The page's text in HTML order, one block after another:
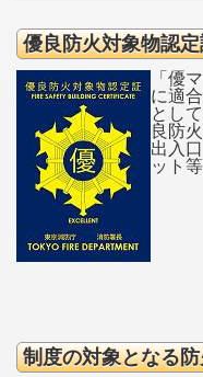
優良防火対象物認
「優
に適
とし
良防
出入
ット
制度の対象となる